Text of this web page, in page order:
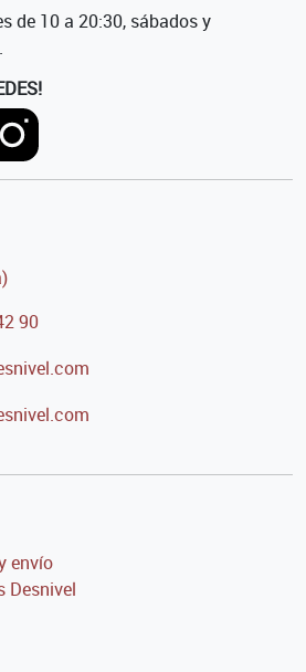
de 10 a 20:30, sábados y
90
envío
Desnivel